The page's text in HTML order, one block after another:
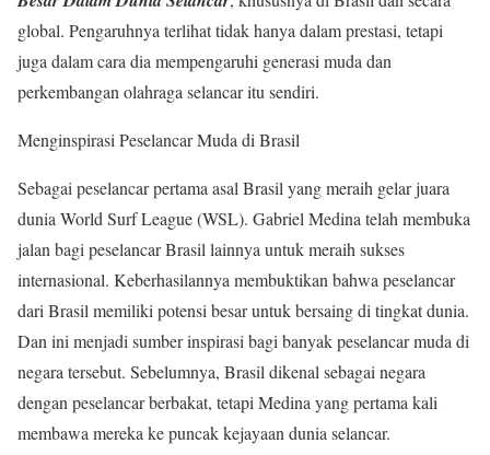
global. Pengaruhnya terlihat tidak hanya dalam prestasi, tetapi
juga dalam cara dia mempengaruhi generasi muda dan
perkembangan olahraga selancar itu sendiri.
Menginspirasi Peselancar Muda di Brasil
Sebagai peselancar pertama asal Brasil yang meraih gelar juara
dunia World Surf League (WSL). Gabriel Medina telah membuka
jalan bagi peselancar Brasil lainnya untuk meraih sukses
internasional. Keberhasilannya membuktikan bahwa peselancar
dari Brasil memiliki potensi besar untuk bersaing di tingkat dunia.
Dan ini menjadi sumber inspirasi bagi banyak peselancar muda di
negara tersebut. Sebelumnya, Brasil dikenal sebagai negara
dengan peselancar berbakat, tetapi Medina yang pertama kali
membawa mereka ke puncak kejayaan dunia selancar.